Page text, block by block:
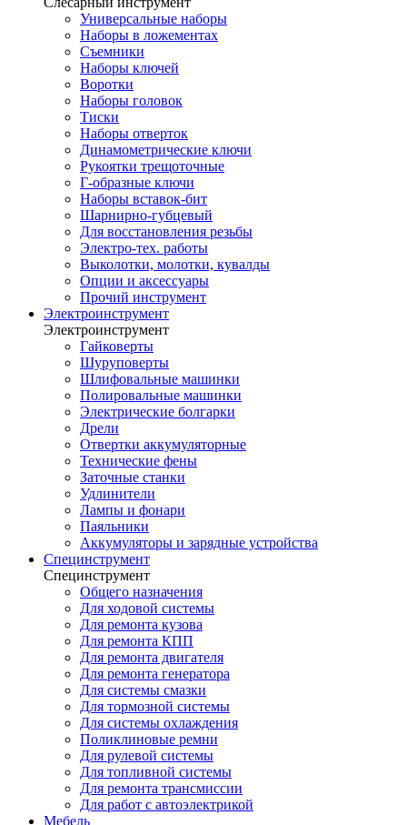
Универсальные наборы
Наборы в ложементах
Съемники
Наборы ключей
Воротки
Наборы головок
Тиски
Наборы отверток
Динамометрические ключи
Рукоятки трещоточные
Г-образные ключи
Наборы вставок-бит
Шарнирно-губцевый
Для восстановления резьбы
Электро-тех. работы
Выколотки, молотки, кувалды
Опции и аксессуары
Прочий инструмент
Электроинструмент
Электроинструмент
Гайковерты
Шуруповерты
Шлифовальные машинки
Полировальные машинки
Электрические болгарки
Дрели
Отвертки аккумуляторные
Технические фены
Заточные станки
Удлинители
Лампы и фонари
Паяльники
Аккумуляторы и зарядные устройства
Специнструмент
Специнструмент
Общего назначения
Для ходовой системы
Для ремонта кузова
Для ремонта КПП
Для ремонта двигателя
Для ремонта генератора
Для системы смазки
Для тормозной системы
Для системы охлаждения
Поликлиновые ремни
Для рулевой системы
Для топливной системы
Для ремонта трансмиссии
Для работ с автоэлектрикой
Мебель